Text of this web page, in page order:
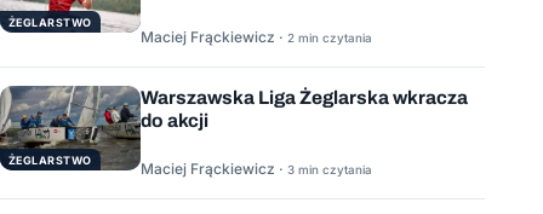
ŻEGLARSTWO
Maciej Frąckiewicz · 2 min czytania
ŻEGLARSTWO
Warszawska Liga Żeglarska wkracza
do akcji
Maciej Frąckiewicz · 3 min czytania